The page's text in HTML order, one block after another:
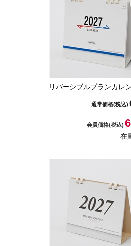
リバーシブルプランカレ
通常価格(税込)
会員価格(税込)
在